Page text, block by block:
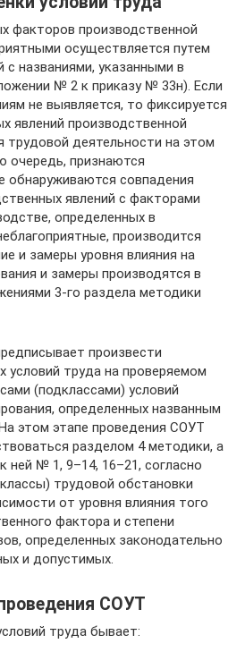
факторов производственной
осуществляется путем
с названиями, указанными в
№ 2 к приказу № 33н). Если
не выявляется, то фиксируется
явлений производственной
трудовой деятельности на этом
очередь, признаются
обнаруживаются совпадения
явлений с факторами
определенных в
производится
и замеры уровня влияния на
и замеры производятся в
3-го раздела методики
произвести
условий труда на проверяемом
(подклассами) условий
определенных названным
этом этапе проведения СОУТ
разделом 4 методики, а
ней № 1, 9–14, 16–21, согласно
трудовой обстановки
от уровня влияния того
фактора и степени
определенных законодательно
и допустимых.
СОУТ
труда бывает: